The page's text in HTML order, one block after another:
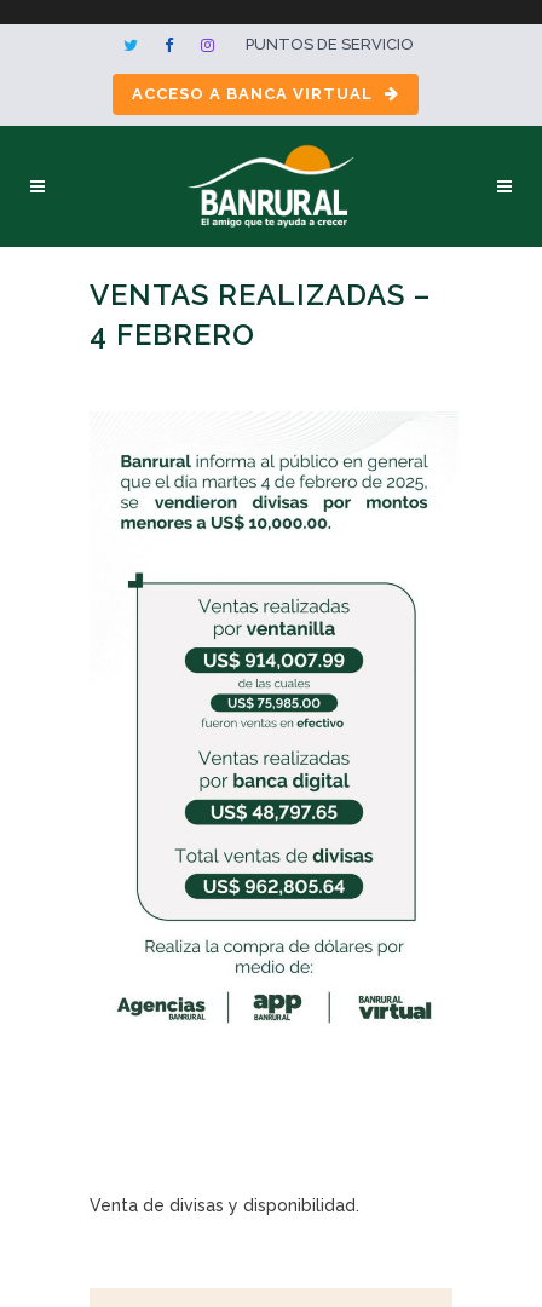
PUNTOS DE SERVICIO
ACCESO A BANCA VIRTUAL
VENTAS REALIZADAS –
4 FEBRERO
Venta de divisas y disponibilidad.